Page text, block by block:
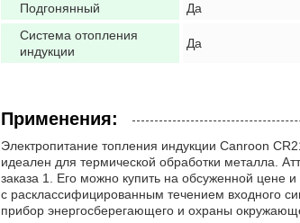
Подгонянный
Да
Система отопления
индукции
Да
Применения:
Электропитание топления индукции Canroon
идеален для термической обработки металла.
заказа 1. Его можно купить на обсуженной цене
с расклассифицированным течением входного
прибор энергосберегающего и охраны